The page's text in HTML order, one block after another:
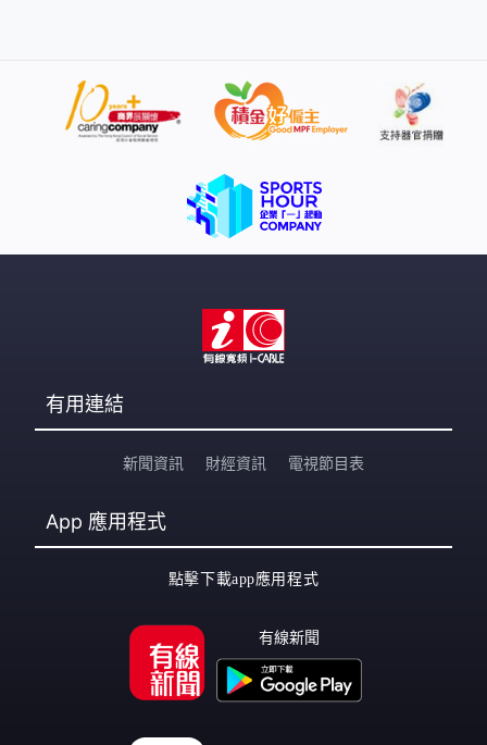
有用連結
新聞資訊 財經資訊 電視節目表
App 應用程式
點擊下載app應用程式
有線新聞